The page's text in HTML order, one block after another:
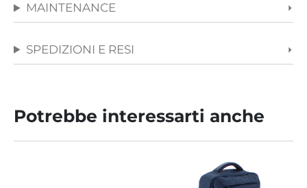
MAINTENANCE
SPEDIZIONI E RESI
Potrebbe interessarti anche